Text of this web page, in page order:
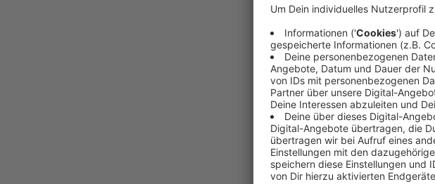
Doch die
seinen
hat jedoch
sich für eine
Streaming-